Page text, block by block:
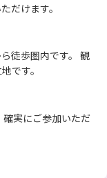
だけます。
徒歩圏内です。 観
です。
実にご参加いただ